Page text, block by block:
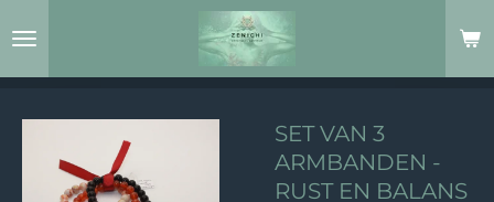
direct
hoofdinhoud
SET VAN 3
ARMBANDEN -
RUST EN BALANS